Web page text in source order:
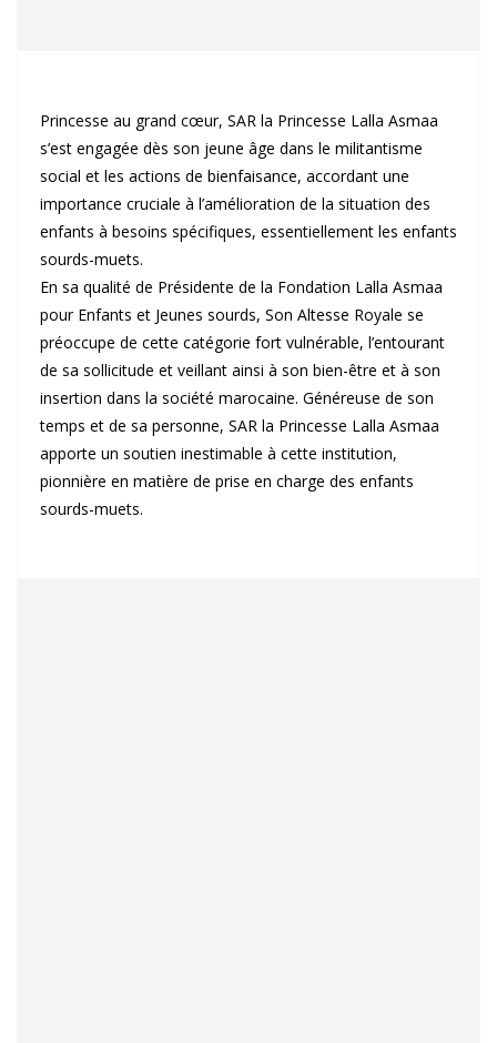
Princesse au grand cœur, SAR la Princesse Lalla Asmaa
s’est engagée dès son jeune âge dans le militantisme
social et les actions de bienfaisance, accordant une
importance cruciale à l’amélioration de la situation des
enfants à besoins spécifiques, essentiellement les enfants
sourds-muets.
En sa qualité de Présidente de la Fondation Lalla Asmaa
pour Enfants et Jeunes sourds, Son Altesse Royale se
préoccupe de cette catégorie fort vulnérable, l’entourant
de sa sollicitude et veillant ainsi à son bien-être et à son
insertion dans la société marocaine. Généreuse de son
temps et de sa personne, SAR la Princesse Lalla Asmaa
apporte un soutien inestimable à cette institution,
pionnière en matière de prise en charge des enfants
sourds-muets.